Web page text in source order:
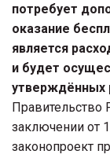
потребует
оказание
является
и будет
утверждённых
заключении от
законопроект